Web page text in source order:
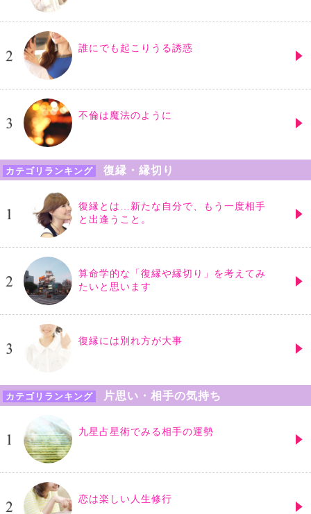
誰にでも起こりうる誘惑
不倫は魔法のように
カテゴリランキング 復縁・縁切り
復縁とは…新たな自分で、もう一度相手
と出逢うこと。
算命学的な「復縁や縁切り」を考えてみ
たいと思います
復縁には別れ方が大事
カテゴリランキング 片思い・相手の気持ち
九星占星術でみる相手の運勢
恋は楽しい人生修行